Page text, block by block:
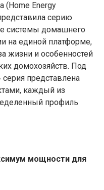
(Home Energy
серию
системы домашнего
на единой платформе,
жизни и особенностей
домохозяйств. Под
представлена
каждый из
профиль
мощности для